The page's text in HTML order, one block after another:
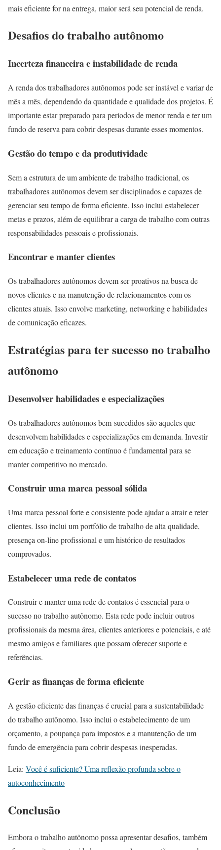
mais eficiente for na entrega, maior será seu potencial de renda.
Desafios do trabalho autônomo
Incerteza financeira e instabilidade de renda
A renda dos trabalhadores autônomos pode ser instável e variar de
mês a mês, dependendo da quantidade e qualidade dos projetos. É
importante estar preparado para períodos de menor renda e ter um
fundo de reserva para cobrir despesas durante esses momentos.
Gestão do tempo e da produtividade
Sem a estrutura de um ambiente de trabalho tradicional, os
trabalhadores autônomos devem ser disciplinados e capazes de
gerenciar seu tempo de forma eficiente. Isso inclui estabelecer
metas e prazos, além de equilibrar a carga de trabalho com outras
responsabilidades pessoais e profissionais.
Encontrar e manter clientes
Os trabalhadores autônomos devem ser proativos na busca de
novos clientes e na manutenção de relacionamentos com os
clientes atuais. Isso envolve marketing, networking e habilidades
de comunicação eficazes.
Estratégias para ter sucesso no trabalho
autônomo
Desenvolver habilidades e especializações
Os trabalhadores autônomos bem-sucedidos são aqueles que
desenvolvem habilidades e especializações em demanda. Investir
em educação e treinamento contínuo é fundamental para se
manter competitivo no mercado.
Construir uma marca pessoal sólida
Uma marca pessoal forte e consistente pode ajudar a atrair e reter
clientes. Isso inclui um portfólio de trabalho de alta qualidade,
presença on-line profissional e um histórico de resultados
comprovados.
Estabelecer uma rede de contatos
Construir e manter uma rede de contatos é essencial para o
sucesso no trabalho autônomo. Esta rede pode incluir outros
profissionais da mesma área, clientes anteriores e potenciais, e até
mesmo amigos e familiares que possam oferecer suporte e
referências.
Gerir as finanças de forma eficiente
A gestão eficiente das finanças é crucial para a sustentabilidade
do trabalho autônomo. Isso inclui o estabelecimento de um
orçamento, a poupança para impostos e a manutenção de um
fundo de emergência para cobrir despesas inesperadas.
Leia: Você é suficiente? Uma reflexão profunda sobre o
autoconhecimento
Conclusão
Embora o trabalho autônomo possa apresentar desafios, também